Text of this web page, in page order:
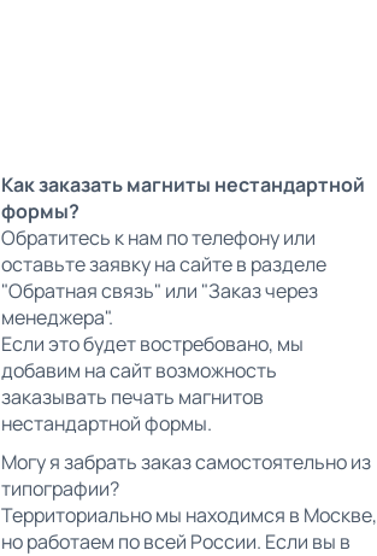
Как заказать магниты нестандартной
формы?
Обратитесь к нам по телефону или
оставьте заявку на сайте в разделе
"Обратная связь" или "Заказ через
менеджера".
Если это будет востребовано, мы
добавим на сайт возможность
заказывать печать магнитов
нестандартной формы.
Могу я забрать заказ самостоятельно из
типографии?
Территориально мы находимся в Москве,
но работаем по всей России. Если вы в